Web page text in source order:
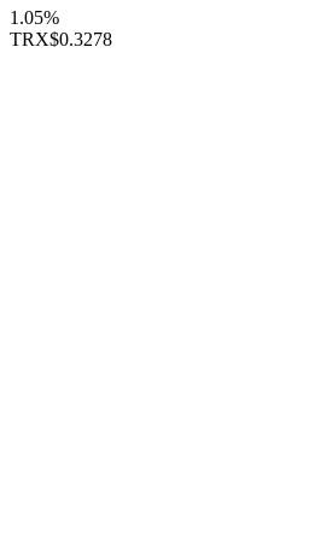
1.05%
TRX$0.3278